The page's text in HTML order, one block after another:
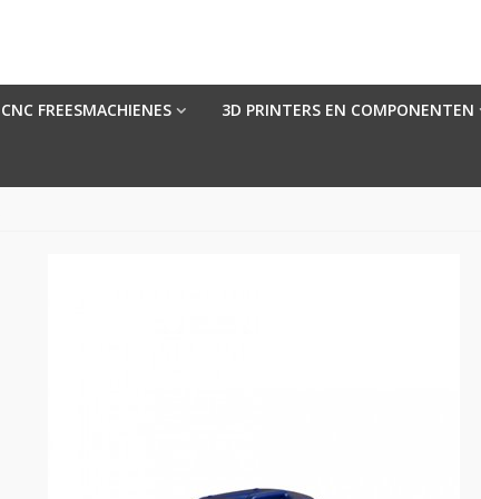
CNC FREESMACHIENES 3D PRINTERS EN COMPONENTEN